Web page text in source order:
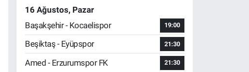
16 Ağustos, Pazar
Başakşehir - Kocaelispor
19:00
Beşiktaş - Eyüpspor 21:30
Amed - Erzurumspor FK 21:30